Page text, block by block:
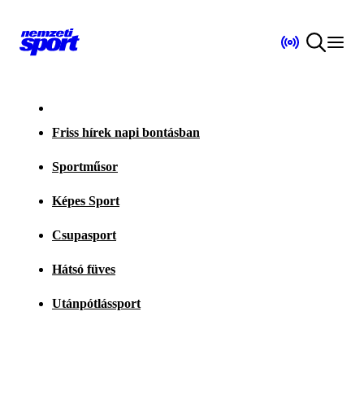
Friss hírek napi bontásban
Sportműsor
Képes Sport
Csupasport
Hátsó füves
Utánpótlássport